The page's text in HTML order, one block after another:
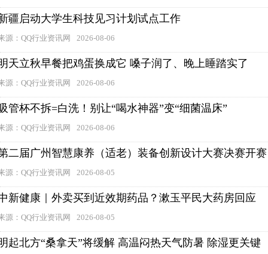
疆启动大学生科技见习计划试点工作
源：QQ行业资讯网 2026-08-06
天立秋早餐把鸡蛋换成它 嗓子润了、晚上睡踏实了
源：QQ行业资讯网 2026-08-06
管杯不拆=白洗！别让“喝水神器”变“细菌温床”
源：QQ行业资讯网 2026-08-06
二届广州智慧康养（适老）装备创新设计大赛决赛开赛
源：QQ行业资讯网 2026-08-05
新健康｜外卖买到近效期药品？漱玉平民大药房回应
源：QQ行业资讯网 2026-08-05
起北方“桑拿天”将缓解 高温闷热天气防暑 除湿更关键